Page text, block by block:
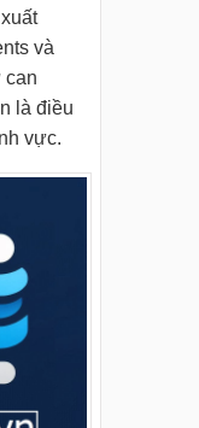
và
can
là điều
vực.